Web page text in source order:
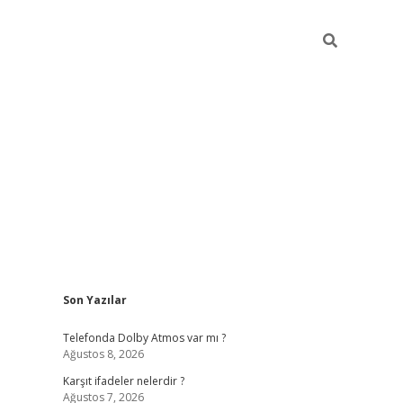
Sidebar
Son Yazılar
Telefonda Dolby Atmos var mı ?
Ağustos 8, 2026
Karşıt ifadeler nelerdir ?
Ağustos 7, 2026